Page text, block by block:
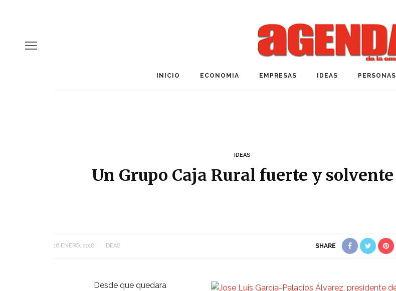
INICIO ECONOMIA EMPRESAS IDEAS PERSONAS
IDEAS
Un Grupo Caja Rural fuerte y solvente
16 ENERO, 2018 IDEAS SHARE
Desde que quedara